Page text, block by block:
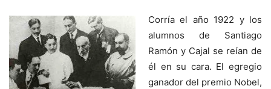
Corría el año 1922 y los
alumnos de Santiago
Ramón y Cajal se reían de
él en su cara. El egregio
ganador del premio Nobel,